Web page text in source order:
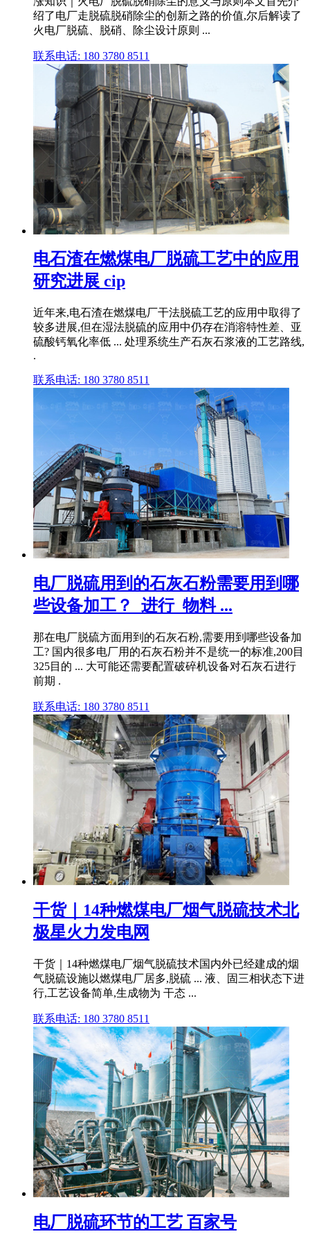
绍了电厂走脱硫脱硝除尘的创新之路的价值,尔后解读了
火电厂脱硫、脱硝、除尘设计原则 ...
联系电话: 180 3780 8511
电石渣在燃煤电厂脱硫工艺中的应用
研究进展 cip
近年来,电石渣在燃煤电厂干法脱硫工艺的应用中取得了
较多进展,但在湿法脱硫的应用中仍存在消溶特性差、亚
硫酸钙氧化率低 ... 处理系统生产石灰石浆液的工艺路线,
.
联系电话: 180 3780 8511
电厂脱硫用到的石灰石粉需要用到哪
些设备加工？_进行_物料 ...
那在电厂脱硫方面用到的石灰石粉,需要用到哪些设备加
工? 国内很多电厂用的石灰石粉并不是统一的标准,200目
325目的 ... 大可能还需要配置破碎机设备对石灰石进行
前期 .
联系电话: 180 3780 8511
干货｜14种燃煤电厂烟气脱硫技术北
极星火力发电网
干货｜14种燃煤电厂烟气脱硫技术国内外已经建成的烟
气脱硫设施以燃煤电厂居多,脱硫 ... 液、固三相状态下进
行,工艺设备简单,生成物为 干态 ...
联系电话: 180 3780 8511
电厂脱硫环节的工艺 百家号